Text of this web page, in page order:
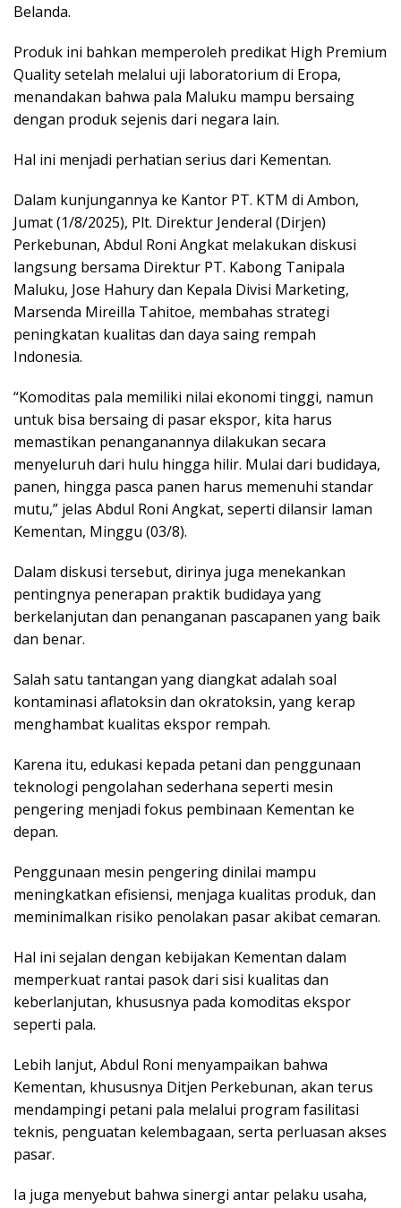
Belanda.
Produk ini bahkan memperoleh predikat High Premium
Quality setelah melalui uji laboratorium di Eropa,
menandakan bahwa pala Maluku mampu bersaing
dengan produk sejenis dari negara lain.
Hal ini menjadi perhatian serius dari Kementan.
Dalam kunjungannya ke Kantor PT. KTM di Ambon,
Jumat (1/8/2025), Plt. Direktur Jenderal (Dirjen)
Perkebunan, Abdul Roni Angkat melakukan diskusi
langsung bersama Direktur PT. Kabong Tanipala
Maluku, Jose Hahury dan Kepala Divisi Marketing,
Marsenda Mireilla Tahitoe, membahas strategi
peningkatan kualitas dan daya saing rempah
Indonesia.
“Komoditas pala memiliki nilai ekonomi tinggi, namun
untuk bisa bersaing di pasar ekspor, kita harus
memastikan penanganannya dilakukan secara
menyeluruh dari hulu hingga hilir. Mulai dari budidaya,
panen, hingga pasca panen harus memenuhi standar
mutu,” jelas Abdul Roni Angkat, seperti dilansir laman
Kementan, Minggu (03/8).
Dalam diskusi tersebut, dirinya juga menekankan
pentingnya penerapan praktik budidaya yang
berkelanjutan dan penanganan pascapanen yang baik
dan benar.
Salah satu tantangan yang diangkat adalah soal
kontaminasi aflatoksin dan okratoksin, yang kerap
menghambat kualitas ekspor rempah.
Karena itu, edukasi kepada petani dan penggunaan
teknologi pengolahan sederhana seperti mesin
pengering menjadi fokus pembinaan Kementan ke
depan.
Penggunaan mesin pengering dinilai mampu
meningkatkan efisiensi, menjaga kualitas produk, dan
meminimalkan risiko penolakan pasar akibat cemaran.
Hal ini sejalan dengan kebijakan Kementan dalam
memperkuat rantai pasok dari sisi kualitas dan
keberlanjutan, khususnya pada komoditas ekspor
seperti pala.
Lebih lanjut, Abdul Roni menyampaikan bahwa
Kementan, khususnya Ditjen Perkebunan, akan terus
mendampingi petani pala melalui program fasilitasi
teknis, penguatan kelembagaan, serta perluasan akses
pasar.
Ia juga menyebut bahwa sinergi antar pelaku usaha,